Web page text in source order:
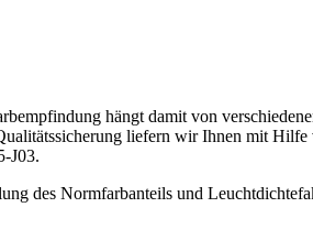
hängt damit von
liefern wir Ihnen mit
J03.
des Normfarbanteils und